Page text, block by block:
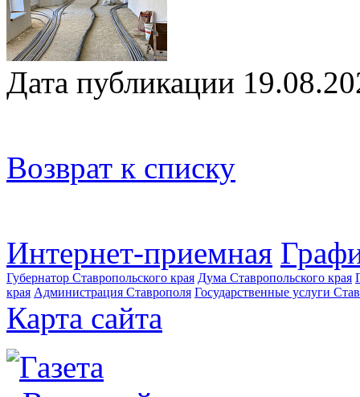
Дата публикации
Возврат к списку
Интернет-приемная
Губернатор Ставропольского края Дума Ставропольского края
края Администрация Ставрополя Государственные услуги
Карта сайта